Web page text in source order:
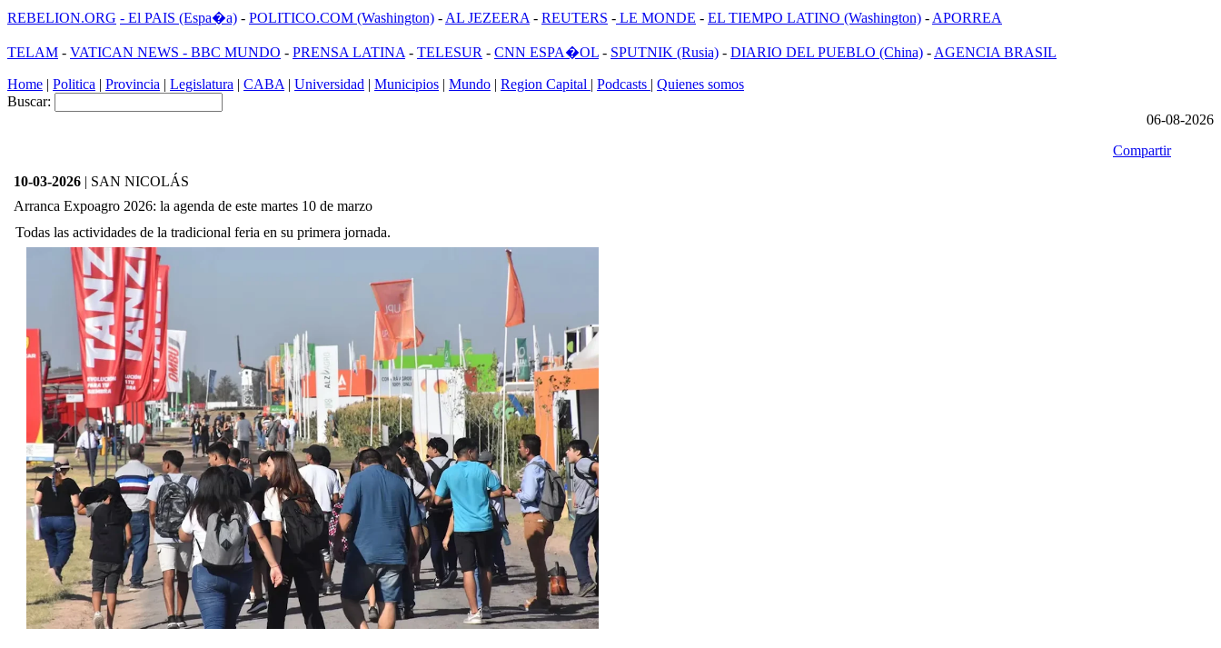
REBELION.ORG - El PAIS (Espa�a) - POLITICO.COM (Washington) - AL JEZEERA - REUTERS - LE MONDE - EL TIEMPO LATINO (Washington) - APORREA
TELAM - VATICAN NEWS - BBC MUNDO - PRENSA LATINA - TELESUR - CNN ESPA�OL - SPUTNIK (Rusia) - DIARIO DEL PUEBLO (China) - AGENCIA BRASIL
Home | Politica | Provincia | Legislatura | CABA | Universidad | Municipios | Mundo | Region Capital | Podcasts | Quienes somos
Buscar:
06-08-2026
Compartir
10-03-2026 | SAN NICOLÁS
Arranca Expoagro 2026: la agenda de este martes 10 de marzo
Todas las actividades de la tradicional feria en su primera jornada.